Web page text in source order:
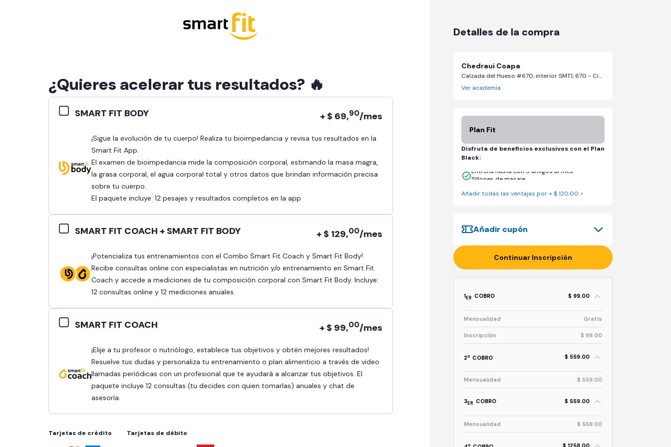
¿Quieres acelerar tus resultados? 🔥
SMART FIT BODY + $ 69,90/mes
¡Sigue la evolución de tu cuerpo! Realiza tu bioimpedancia y revisa tus resultados en la
Smart Fit App.
El examen de bioimpedancia mide la composición corporal, estimando la masa magra,
la grasa corporal, el agua corporal total y otros datos que brindan información precisa
sobre tu cuerpo.
El paquete incluye: 12 pesajes y resultados completos en la app
SMART FIT COACH + SMART FIT BODY + $ 129,00/mes
¡Potencializa tus entrenamientos con el Combo Smart Fit Coach y Smart Fit Body!
Recibe consultas online con especialistas en nutrición y/o entrenamiento en Smart Fit
Coach y accede a mediciones de tu composición corporal con Smart Fit Body. Incluye:
12 consultas online y 12 mediciones anuales.
SMART FIT COACH + $ 99,00/mes
¡Elije a tu profesor o nutriólogo, establece tus objetivos y obtén mejores resultados!
Resuelve tus dudas y personaliza tu entrenamiento o plan alimenticio a través de video
llamadas periódicas con un profesional que te ayudará a alcanzar tus objetivos. El
paquete incluye 12 consultas (tu decides con quien tomarlas) anuales y chat de
asesoría.
Tarjetas de crédito Tarjetas de débito
Detalles de la compra
Chedraui Coapa
Calzada del Hueso #670, interior SMT1, 670 - Ciudad de México, CDMX
Ver academia
Plan Fit
Disfruta de beneficios exclusivos con el Plan
Black:
Entrena hasta con 5 amigos al mes
Sillones de masaje
Añadir todas las ventajas por + $ 120.00 >
Añadir cupón
Continuar Inscripción
1ER COBRO $ 99.00
Mensualidad Gratis
Inscripción $ 99.00
2o COBRO $ 559.00
Mensualidad $ 559.00
3ER COBRO $ 559.00
Mensualidad $ 559.00
o